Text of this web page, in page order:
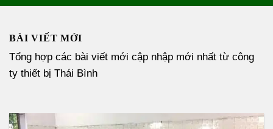
BÀI VIẾT MỚI
Tổng hợp các bài viết mới cập nhập mới nhất từ công
ty thiết bị Thái Bình